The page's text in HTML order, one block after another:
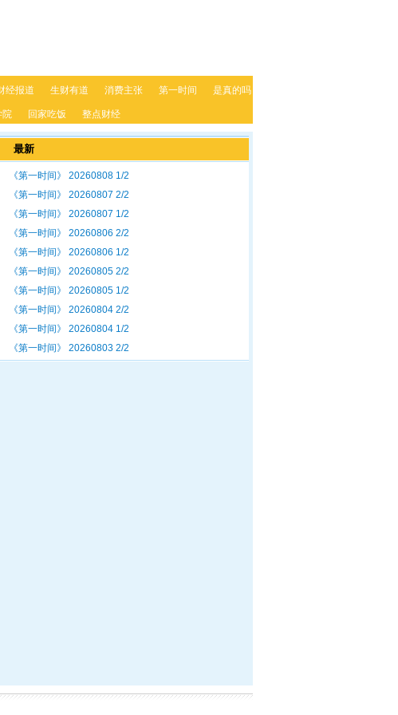
经报道 生财有道 消费主张 第一时间 是真的吗
院 回家吃饭 整点财经
最新
《第一时间》 20260808 1/2
《第一时间》 20260807 2/2
《第一时间》 20260807 1/2
《第一时间》 20260806 2/2
《第一时间》 20260806 1/2
《第一时间》 20260805 2/2
《第一时间》 20260805 1/2
《第一时间》 20260804 2/2
《第一时间》 20260804 1/2
《第一时间》 20260803 2/2